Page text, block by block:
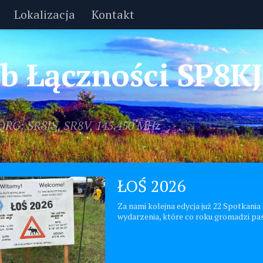
Lokalizacja Kontakt
Łączności
SR8JS, SR8V, 145.450 MHz
ŁOŚ 2026
Za nami kolejna edycja już 22
wydarzenia, które co roku gromadzi